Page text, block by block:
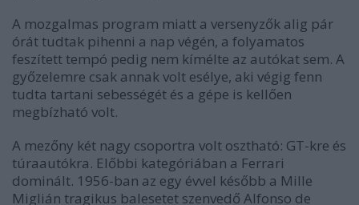
A mozgalmas program miatt a versenyzők alig pár
órát tudtak pihenni a nap végén, a folyamatos
feszített tempó pedig nem kímélte az autókat sem. A
győzelemre csak annak volt esélye, aki végig fenn
tudta tartani sebességét és a gépe is kellően
megbízható volt.
A mezőny két nagy csoportra volt osztható: GT-kre és
túraautókra. Előbbi kategóriában a Ferrari
dominált. 1956-ban az egy évvel később a Mille
Miglián tragikus balesetet szenvedő Alfonso de